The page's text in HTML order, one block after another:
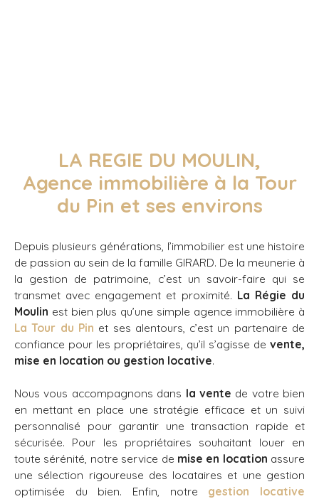
LA REGIE DU MOULIN,
Agence immobilière à la Tour
du Pin et ses environs
Depuis plusieurs générations, l’immobilier est une histoire
de passion au sein de la famille GIRARD. De la meunerie à
la gestion de patrimoine, c’est un savoir-faire qui se
transmet avec engagement et proximité. La Régie du
Moulin est bien plus qu’une simple agence immobilière à
La Tour du Pin et ses alentours, c’est un partenaire de
confiance pour les propriétaires, qu’il s’agisse de vente,
mise en location ou gestion locative.
Nous vous accompagnons dans la vente de votre bien
en mettant en place une stratégie efficace et un suivi
personnalisé pour garantir une transaction rapide et
sécurisée. Pour les propriétaires souhaitant louer en
toute sérénité, notre service de mise en location assure
une sélection rigoureuse des locataires et une gestion
optimisée du bien. Enfin, notre gestion locative